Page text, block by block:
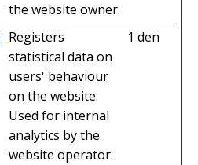
the website owner.
Registers
statistical data on
users' behaviour
on the website.
Used for internal
analytics by the
website operator.
1 den